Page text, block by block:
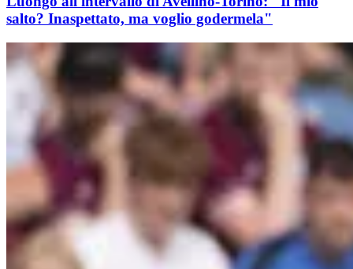
salto? Inaspettato, ma voglio godermela"